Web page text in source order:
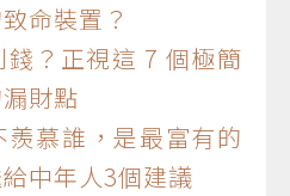
命裝置？
？正視這 7 個極簡
財點
慕誰，是最富有的
中年人3個建議